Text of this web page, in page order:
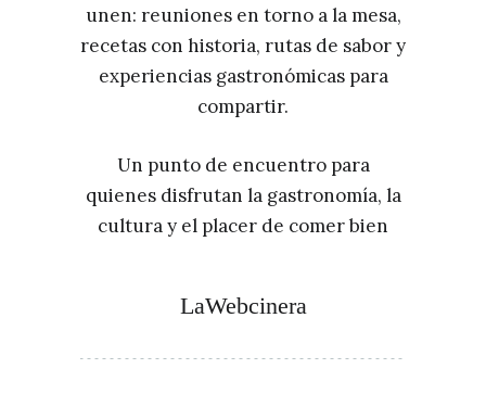
unen: reuniones en torno a la mesa,
recetas con historia, rutas de sabor y
experiencias gastronómicas para
compartir.
Un punto de encuentro para
quienes disfrutan la gastronomía, la
cultura y el placer de comer bien
LaWebcinera